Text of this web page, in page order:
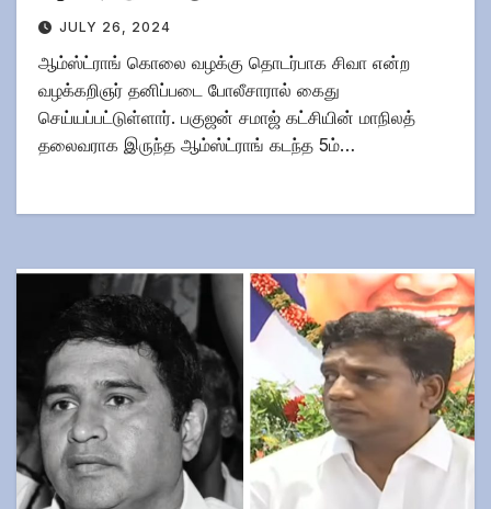
JULY 26, 2024
ஆம்ஸ்ட்ராங் கொலை வழக்கு தொடர்பாக சிவா என்ற
வழக்கறிஞர் தனிப்படை போலீசாரால் கைது
செய்யப்பட்டுள்ளார். பகுஜன் சமாஜ் கட்சியின் மாநிலத்
தலைவராக இருந்த ஆம்ஸ்ட்ராங் கடந்த 5ம்…